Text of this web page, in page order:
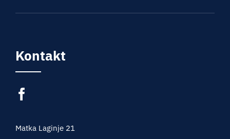
Kontakt
Matka Laginje 21